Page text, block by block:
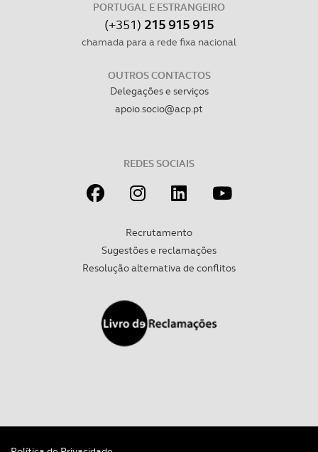
PORTUGAL E ESTRANGEIRO
(+351) 215 915 915
chamada para a rede fixa nacional
OUTROS CONTACTOS
Delegações e serviços
apoio.socio@acp.pt
REDES SOCIAIS
Recrutamento
Sugestões e reclamações
Resolução alternativa de conflitos